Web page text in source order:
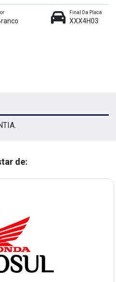
Final Da Placa
XXX4H03
de: